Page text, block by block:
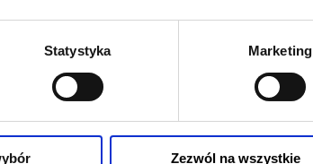
Statystyka Marketing
Zezwól na wszystkie